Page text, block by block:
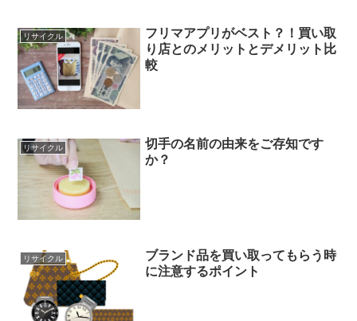
リサイクル
フリマアプリがベスト？！買い取
り店とのメリットとデメリット比
較
リサイクル
切手の名前の由来をご存知です
か？
リサイクル
ブランド品を買い取ってもらう時
に注意するポイント